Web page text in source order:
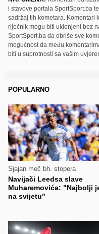
i stavove portala SportSport.ba
sadržaj tih kometara. Komentari
riječnik mogu biti uklonjeni bez
SportSport.ba da obriše sve
mogućnost da među
biti u suprotnosti sa vašim
POPULARNO
Sjajan meč bh. stopera
Navijači Leedsa slave
Muharemovića: "Najbolji
na svijetu"